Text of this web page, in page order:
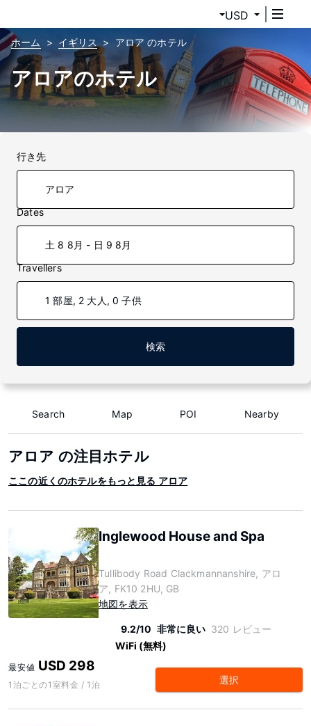
USD
ホーム イギリス アロア のホテル
アロアのホテル
行き先
Dates
土 8 8月 - 日 9 8月
Travellers
1 部屋, 2 大人, 0 子供
検索
Search Map POI Nearby
アロア の注目ホテル
ここの近くのホテルをもっと見る アロア
Inglewood House and Spa
Tullibody Road Clackmannanshire, アロ
ア, FK10 2HU, GB
地図を表示
9.2/10 非常に良い 320 レビュー
WiFi (無料)
最安値 USD 298
1泊ごとの1室料金 / 1泊 選択